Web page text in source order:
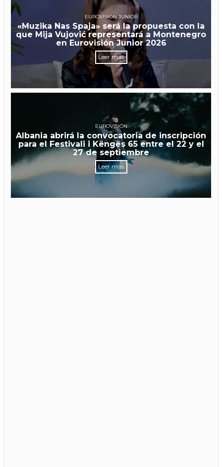
EUROVISIÓN JUNIOR
«Muzika Nas Spaja» será la propuesta con la
que Mija Vujović representará a Montenegro
en Eurovisión Junior 2026
Leer más
EUROVISIÓN
Albania abrirá la convocatoria de inscripción
para el Festivali i Këngës 65 entre el 22 y el
27 de septiembre
Leer más